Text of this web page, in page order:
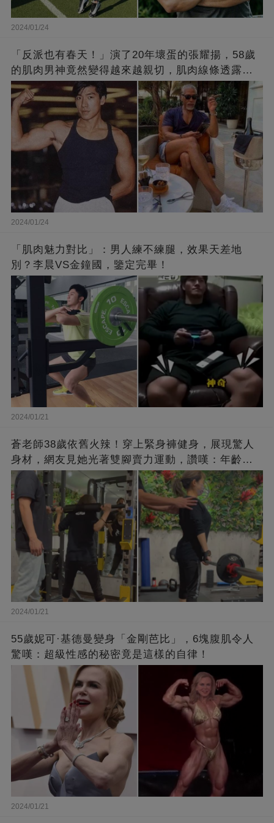
2024/01/24
「反派也有春天！」演了20年壞蛋的張耀揚，58歲
的肌肉男神竟然變得越來越親切，肌肉線條透露了
他的秘密！
2024/01/24
「肌肉魅力對比」：男人練不練腿，效果天差地
別？李晨VS金鐘國，鑒定完畢！
2024/01/21
蒼老師38歲依舊火辣！穿上緊身褲健身，展現驚人
身材，網友見她光著雙腳賣力運動，讚嘆：年齡不
過是個數字！
2024/01/21
55歲妮可·基德曼變身「金剛芭比」，6塊腹肌令人
驚嘆：超級性感的秘密竟是這樣的自律！
2024/01/21